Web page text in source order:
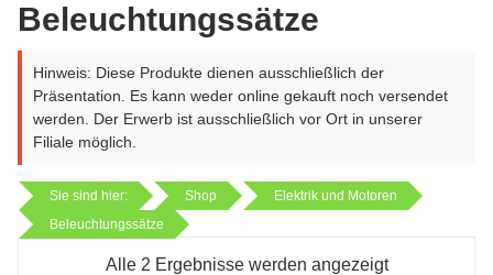
Beleuchtungssätze
Hinweis: Diese Produkte dienen ausschließlich der
Präsentation. Es kann weder online gekauft noch versendet
werden. Der Erwerb ist ausschließlich vor Ort in unserer
Filiale möglich.
Alle 2 Ergebnisse werden angezeigt
Sie sind hier: Shop
Elektrik und Motoren
Beleuchtungssätze